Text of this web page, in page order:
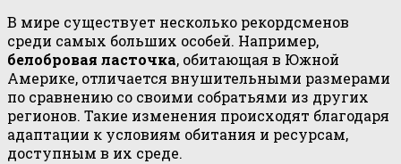
В мире существует несколько рекордсменов
среди самых больших особей. Например,
белобровая ласточка, обитающая в Южной
Америке, отличается внушительными размерами
по сравнению со своими собратьями из других
регионов. Такие изменения происходят благодаря
адаптации к условиям обитания и ресурсам,
доступным в их среде.